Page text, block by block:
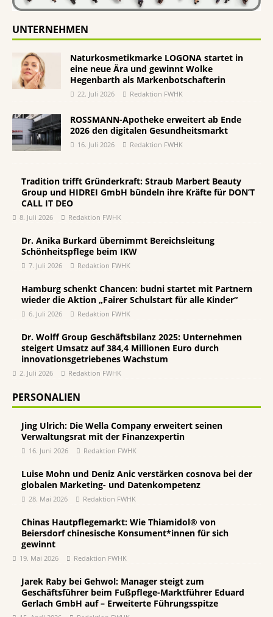
UNTERNEHMEN
Naturkosmetikmarke LOGONA startet in
eine neue Ära und gewinnt Wolke
Hegenbarth als Markenbotschafterin
22. Juli 2026 Redaktion FWHK
ROSSMANN-Apotheke erweitert ab Ende
2026 den digitalen Gesundheitsmarkt
16. Juli 2026 Redaktion FWHK
Tradition trifft Gründerkraft: Straub Marbert Beauty
Group und HIDREI GmbH bündeln ihre Kräfte für DON’T
CALL IT DEO
8. Juli 2026 Redaktion FWHK
Dr. Anika Burkard übernimmt Bereichsleitung
Schönheitspflege beim IKW
7. Juli 2026 Redaktion FWHK
Hamburg schenkt Chancen: budni startet mit Partnern
wieder die Aktion „Fairer Schulstart für alle Kinder“
6. Juli 2026 Redaktion FWHK
Dr. Wolff Group Geschäftsbilanz 2025: Unternehmen
steigert Umsatz auf 384,4 Millionen Euro durch
innovationsgetriebenes Wachstum
2. Juli 2026 Redaktion FWHK
PERSONALIEN
Jing Ulrich: Die Wella Company erweitert seinen
Verwaltungsrat mit der Finanzexpertin
16. Juni 2026 Redaktion FWHK
Luise Mohn und Deniz Anic verstärken cosnova bei der
globalen Marketing- und Datenkompetenz
28. Mai 2026 Redaktion FWHK
Chinas Hautpflegemarkt: Wie Thiamidol® von
Beiersdorf chinesische Konsument*innen für sich
gewinnt
19. Mai 2026 Redaktion FWHK
Jarek Raby bei Gehwol: Manager steigt zum
Geschäftsführer beim Fußpflege-Marktführer Eduard
Gerlach GmbH auf – Erweiterte Führungsspitze